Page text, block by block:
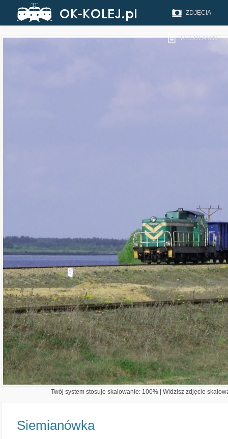
ZDJĘCIA
REGULAMIN
Twój system stosuje skalowanie: 100% | Widzisz zdjęcie
Siemianówka